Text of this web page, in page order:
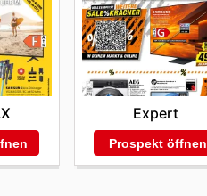
Expert
Prospekt öffnen